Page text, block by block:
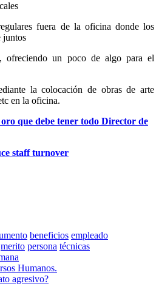
fuera de la oficina donde los
juntos
ofreciendo un poco de algo para el
la colocación de obras de arte
en la oficina.
oro que debe tener todo Director de
staff turnover
beneficios empleado
merito persona técnicas
Humanos.
agresivo?